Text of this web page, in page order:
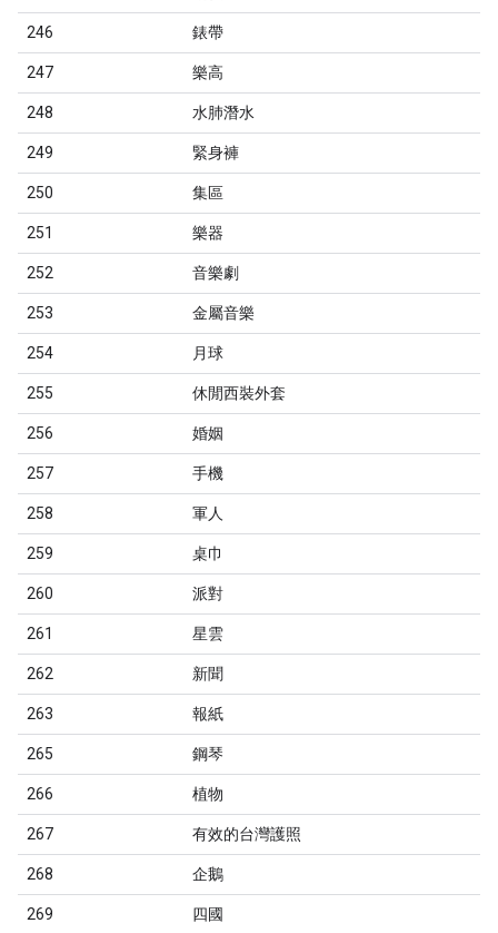
246 錶帶
247 樂高
248 水肺潛水
249 緊身褲
250 集區
251 樂器
252 音樂劇
253 金屬音樂
254 月球
255 休閒西裝外套
256 婚姻
257 手機
258 軍人
259 桌巾
260 派對
261 星雲
262 新聞
263 報紙
265 鋼琴
266 植物
267 有效的台灣護照
268 企鵝
269 四國